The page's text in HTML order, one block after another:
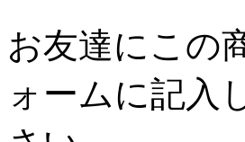
お友達にこの
ォームに記入